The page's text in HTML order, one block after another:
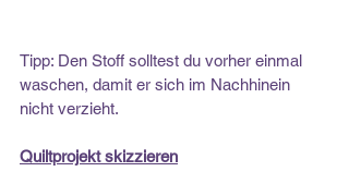
Tipp: Den Stoff solltest du vorher einmal
waschen, damit er sich im Nachhinein
nicht verzieht.
Quiltprojekt skizzieren